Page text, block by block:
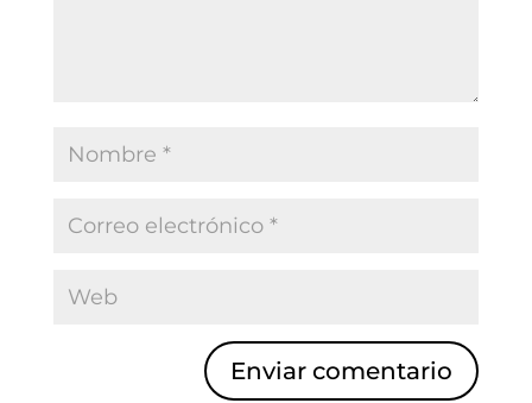
Enviar comentario